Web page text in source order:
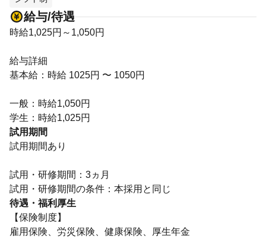
給与/待遇
時給1,025円～1,050円
給与詳細
基本給：時給 1025円 〜 1050円
一般：時給1,050円
学生：時給1,025円
試用期間
試用期間あり
試用・研修期間：3ヵ月
待遇・福利厚生
【保険制度】
雇用保険、労災保険、健康保険、厚生年金